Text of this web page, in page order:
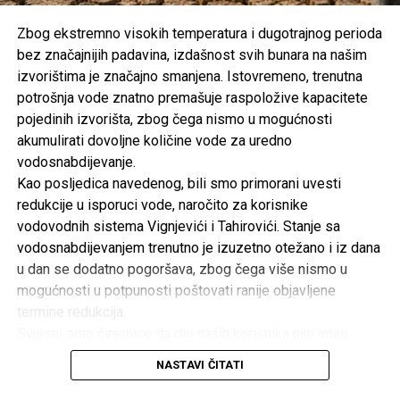
Zbog ekstremno visokih temperatura i dugotrajnog perioda
bez značajnijih padavina, izdašnost svih bunara na našim
izvorištima je značajno smanjena. Istovremeno, trenutna
potrošnja vode znatno premašuje raspoložive kapacitete
pojedinih izvorišta, zbog čega nismo u mogućnosti
akumulirati dovoljne količine vode za uredno
vodosnabdijevanje.
Kao posljedica navedenog, bili smo primorani uvesti
redukcije u isporuci vode, naročito za korisnike
vodovodnih sistema Vignjevići i Tahirovići. Stanje sa
vodosnabdijevanjem trenutno je izuzetno otežano i iz dana
u dan se dodatno pogoršava, zbog čega više nismo u
mogućnosti u potpunosti poštovati ranije objavljene
uredno vodosnabdijevanje već nekoliko dana. Ulažemo
maksimalne napore kako bismo svim korisnicima osigurali
NASTAVI ČITATI